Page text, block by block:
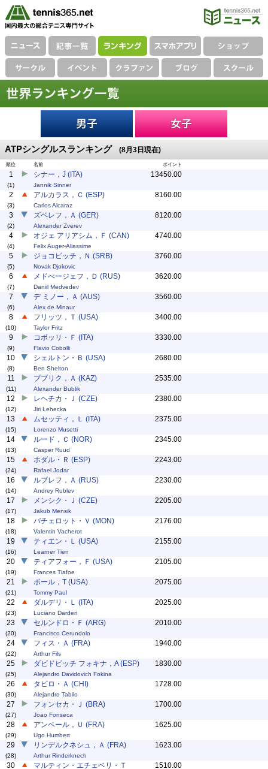
ATPシングルスランキング (8月3日現在)
順位 名前 ポイント
1
(1)
シナー，J (ITA)
Jannik Sinner
13450.00
2
(3)
アルカラス，Ｃ (ESP)
Carlos Alcaraz
8160.00
3
(2)
ズベレフ，Ａ (GER)
Alexander Zverev
8120.00
4
(4)
オジェ アリアシム，Ｆ (CAN)
Felix Auger-Aliassime
4740.00
5
(5)
ジョコビッチ，Ｎ (SRB)
Novak Djokovic
3760.00
6
(7)
メドべージェフ，Ｄ (RUS)
Daniil Medvedev
3620.00
7
(6)
デ ミノー，Ａ (AUS)
Alex de Minaur
3560.00
8
(10)
フリッツ，Ｔ (USA)
Taylor Fritz
3400.00
9
(9)
コボッリ・Ｆ (ITA)
Flavio Cobolli
3330.00
10
(8)
シェルトン・Ｂ (USA)
Ben Shelton
2680.00
11
(11)
ブブリク，Ａ (KAZ)
Alexander Bublik
2535.00
12
(12)
レヘチカ・Ｊ (CZE)
Jiri Lehecka
2380.00
13
(15)
ムセッティ，Ｌ (ITA)
Lorenzo Musetti
2375.00
14
(13)
ルード，Ｃ (NOR)
Casper Ruud
2345.00
15
(24)
ホダル・Ｒ (ESP)
Rafael Jodar
2243.00
16
(14)
ルブレフ，Ａ (RUS)
Andrey Rublev
2230.00
17
(17)
メンシク・Ｊ (CZE)
Jakub Mensik
2205.00
18
(18)
バチェロット・Ｖ (MON)
Valentin Vacherot
2176.00
19
(16)
ティエン・Ｌ (USA)
Learner Tien
2155.00
20
(19)
ティアフォー，Ｆ (USA)
Frances Tiafoe
2105.00
21
(21)
ポール，T (USA)
Tommy Paul
2075.00
22
(23)
ダルデリ・Ｌ (ITA)
Luciano Darderi
2025.00
23
(20)
セルンドロ・Ｆ (ARG)
Francisco Cerundolo
2010.00
24
(22)
フィス・Ａ (FRA)
Arthur Fils
1940.00
25
(25)
ダビドビッチ フォキナ，A (ESP)
Alejandro Davidovich Fokina
1830.00
26
(30)
タビロ・Ａ (CHI)
Alejandro Tabilo
1728.00
27
(27)
フォンセカ・Ｊ (BRA)
Joao Fonseca
1700.00
28
(29)
アンベール，Ｕ (FRA)
Ugo Humbert
1625.00
29
(28)
リンデルクネシュ，Ａ (FRA)
Arthur Rinderknech
1623.00
30
マルティン・エチェベリ・Ｔ
1510.00